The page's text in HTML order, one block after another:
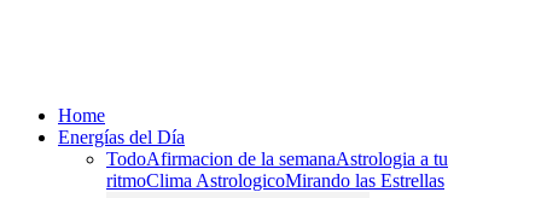
Home
Energías del Día
TodoAfirmacion de la semanaAstrologia a tu
ritmoClima AstrologicoMirando las Estrellas